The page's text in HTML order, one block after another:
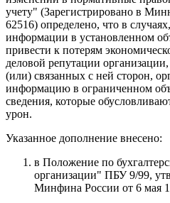
учету" (Зарегистрировано в
62516) определено, что в
информации в установленном
привести к потерям
деловой репутации
(или) связанных с ней сторон,
информацию в ограниченном
сведения, которые
урон.
Указанное дополнение внесено:
в Положение по
организации" ПБУ 9/99,
Минфина России от 6 мая